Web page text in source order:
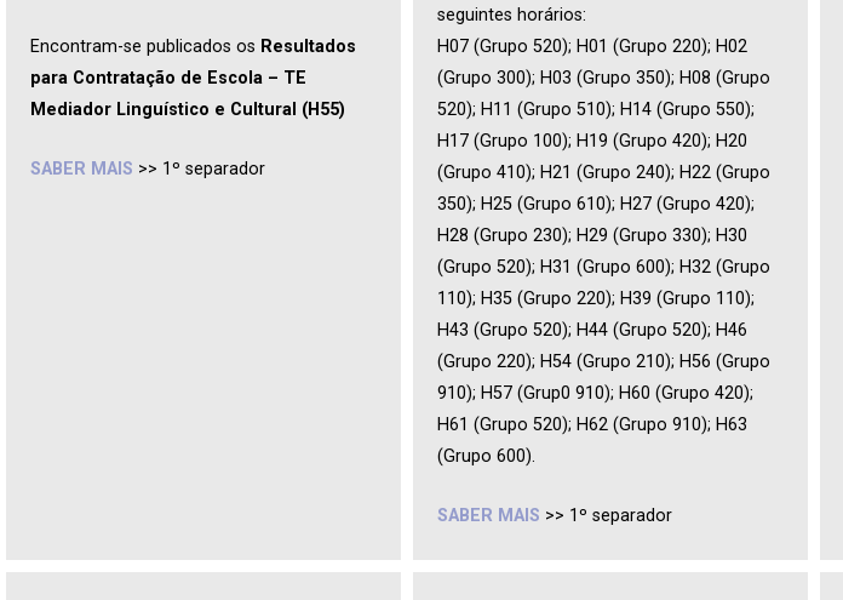
Encontram-se publicados os Resultados
para Contratação de Escola – TE
Mediador Linguístico e Cultural (H55)
SABER MAIS >> 1º separador
seguintes horários:
H07 (Grupo 520); H01 (Grupo 220); H02
(Grupo 300); H03 (Grupo 350); H08 (Grupo
520); H11 (Grupo 510); H14 (Grupo 550);
H17 (Grupo 100); H19 (Grupo 420); H20
(Grupo 410); H21 (Grupo 240); H22 (Grupo
350); H25 (Grupo 610); H27 (Grupo 420);
H28 (Grupo 230); H29 (Grupo 330); H30
(Grupo 520); H31 (Grupo 600); H32 (Grupo
110); H35 (Grupo 220); H39 (Grupo 110);
H43 (Grupo 520); H44 (Grupo 520); H46
(Grupo 220); H54 (Grupo 210); H56 (Grupo
910); H57 (Grup0 910); H60 (Grupo 420);
H61 (Grupo 520); H62 (Grupo 910); H63
(Grupo 600).
SABER MAIS >> 1º separador